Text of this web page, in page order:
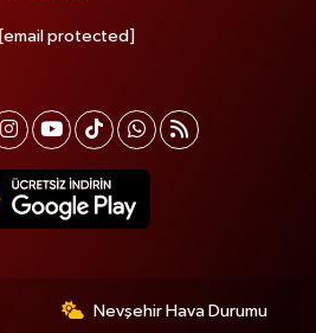
[email protected]
Nevşehir Hava Durumu